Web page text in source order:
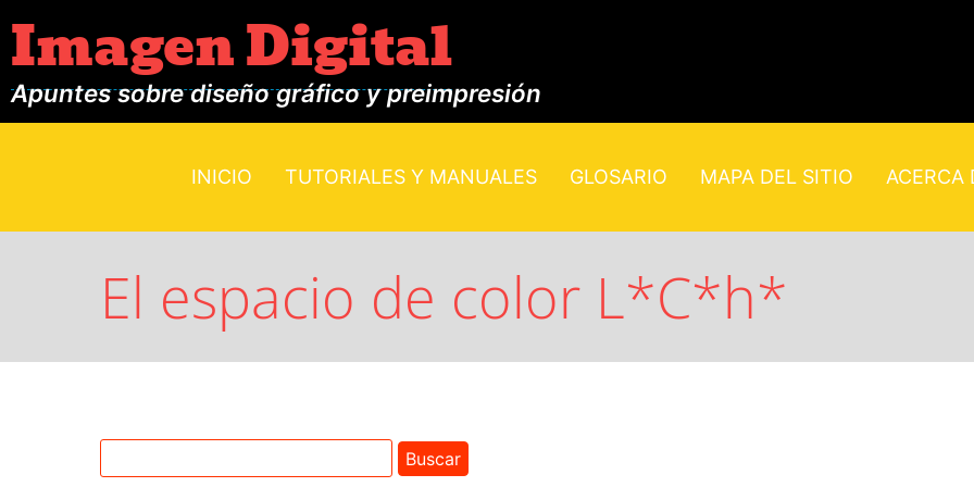
Imagen Digital
Apuntes sobre diseño gráfico y preimpresión
INICIO TUTORIALES Y MANUALES GLOSARIO MAPA DEL SITIO ACERCA
El espacio de color L*C*h*